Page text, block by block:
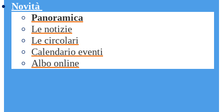
Novità
Panoramica
Le notizie
Le circolari
Calendario eventi
Albo online